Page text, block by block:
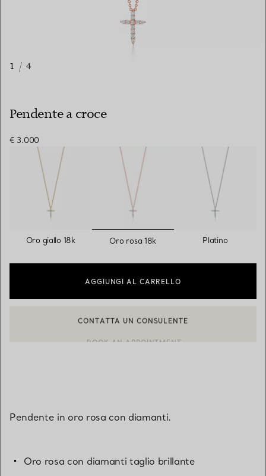
1 / 4
Pendente a croce
€ 3.000
Oro giallo 18k selezionato/i
Oro rosa 18k Platino
AGGIUNGI AL CARRELLO
Pendente in oro rosa con diamanti.
Oro rosa con diamanti taglio brillante